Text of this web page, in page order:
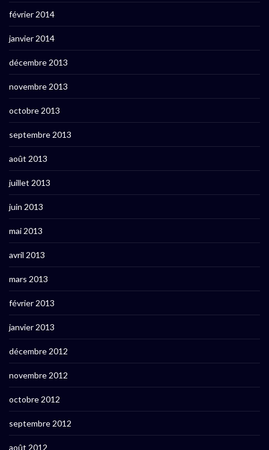
février 2014
janvier 2014
décembre 2013
novembre 2013
octobre 2013
septembre 2013
août 2013
juillet 2013
juin 2013
mai 2013
avril 2013
mars 2013
février 2013
janvier 2013
décembre 2012
novembre 2012
octobre 2012
septembre 2012
août 2012